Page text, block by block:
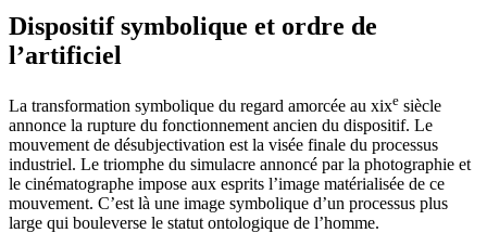
Dispositif symbolique et ordre de
l’artificiel
La transformation symbolique du regard amorcée au xixe siècle
annonce la rupture du fonctionnement ancien du dispositif. Le
mouvement de désubjectivation est la visée finale du processus
industriel. Le triomphe du simulacre annoncé par la photographie et
le cinématographe impose aux esprits l’image matérialisée de ce
mouvement. C’est là une image symbolique d’un processus plus
large qui bouleverse le statut ontologique de l’homme.